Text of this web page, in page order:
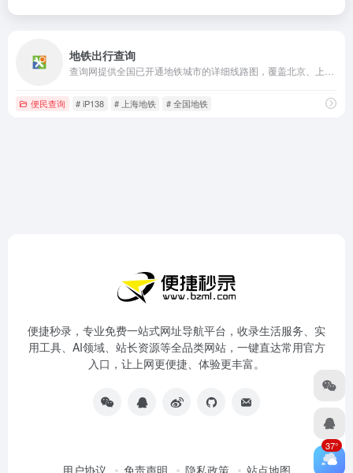
地铁出行查询
便民查询 # iP138 # 上海地铁 # 全国地铁
便捷秒录，专业免费一站式网址导航平台，收录生活服务、实
用工具、AI领域、站长资源等全品类网站，一键直达常用官方
入口，让上网更便捷、体验更丰富。
37°